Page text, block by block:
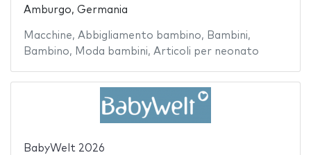
Amburgo, Germania
Macchine, Abbigliamento bambino, Bambini,
Bambino, Moda bambini, Articoli per neonato
BabyWelt 2026